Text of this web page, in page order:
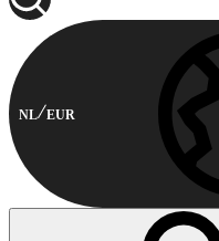
NL EUR